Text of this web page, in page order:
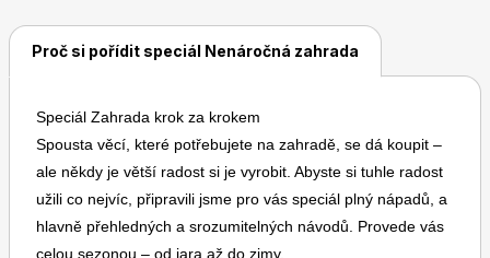
Toprecepty.cz
Proč si pořídit speciál Nenáročná zahrada
Speciál Zahrada krok za krokem
Spousta věcí, které potřebujete na zahradě, se dá koupit –
ale někdy je větší radost si je vyrobit. Abyste si tuhle radost
užili co nejvíc, připravili jsme pro vás speciál plný nápadů, a
hlavně přehledných a srozumitelných návodů. Provede vás
celou sezonou – od jara až do zimy.